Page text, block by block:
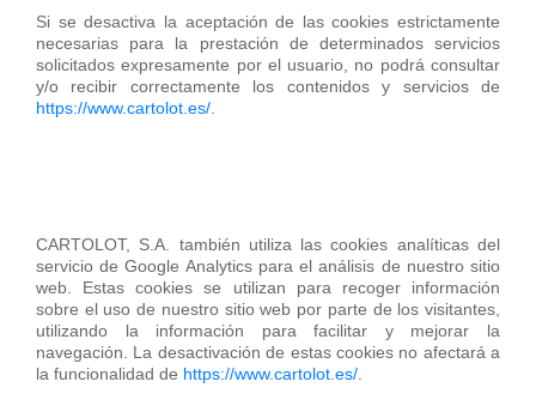
Si se desactiva la aceptación de las cookies estrictamente
necesarias para la prestación de determinados servicios
solicitados expresamente por el usuario, no podrá consultar
y/o recibir correctamente los contenidos y servicios de
https://www.cartolot.es/.
CARTOLOT, S.A. también utiliza las cookies analíticas del
servicio de Google Analytics para el análisis de nuestro sitio
web. Estas cookies se utilizan para recoger información
sobre el uso de nuestro sitio web por parte de los visitantes,
utilizando la información para facilitar y mejorar la
navegación. La desactivación de estas cookies no afectará a
la funcionalidad de https://www.cartolot.es/.